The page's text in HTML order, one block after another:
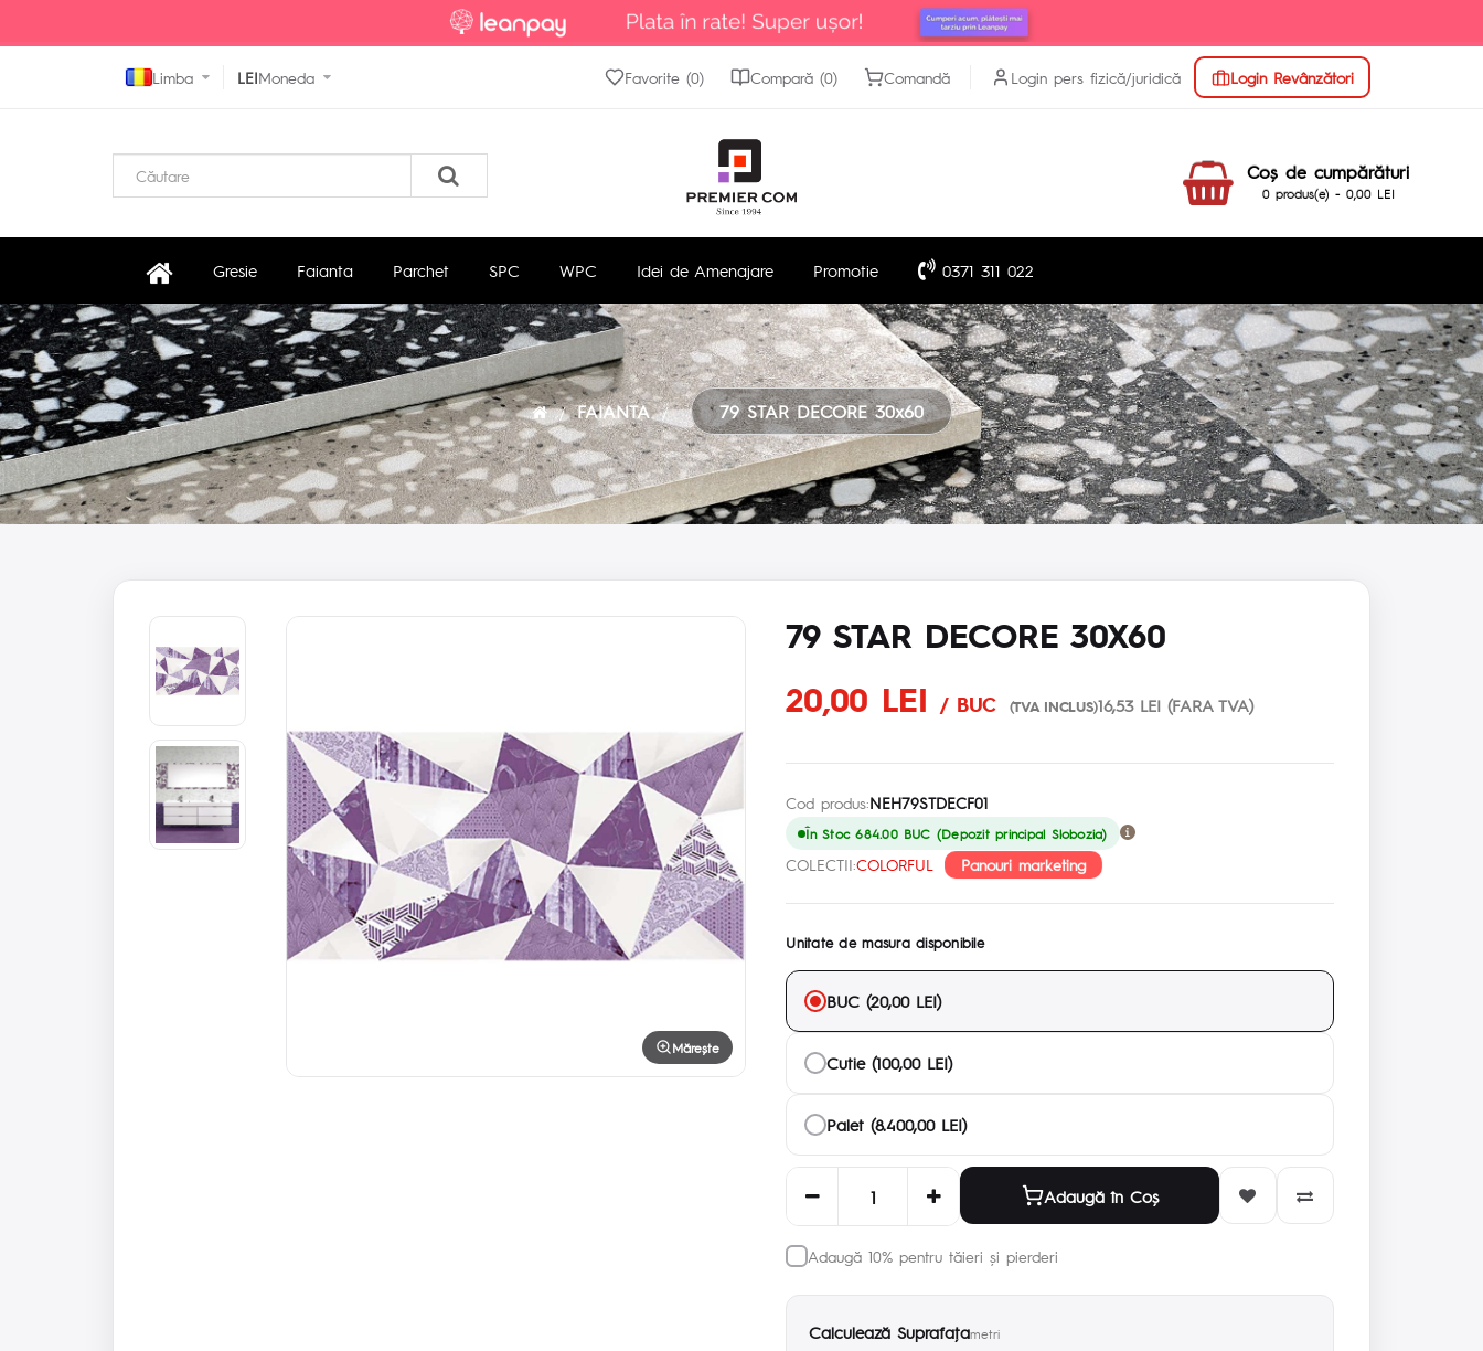
Limba LEIMoneda Login Revânzători
Login pers fizică/juridică
Favorite (0) Compară (0) Comandă
Coş de cumpărături
0 produs(e) - 0,00 LEI
Gresie Faianta Parchet SPC WPC Idei de Amenajare Promotie 0371 311 022
FAIANTA 79 STAR DECORE 30x60
Mărește
79 STAR DECORE 30X60
20,00 LEI
/ BUC (TVA INCLUS)16,53 LEI (FARA TVA)
Cod produs:NEH79STDECF01
În Stoc 684.00 BUC (Depozit principal Slobozia)
COLECTII:COLORFUL Panouri marketing
Unitate de masura disponibile
BUC (20,00 LEI)
Cutie (100,00 LEI)
Palet (8.400,00 LEI)
Adaugă în Coş
Adaugă 10% pentru tăieri și pierderi
Calculează Suprafaţametri